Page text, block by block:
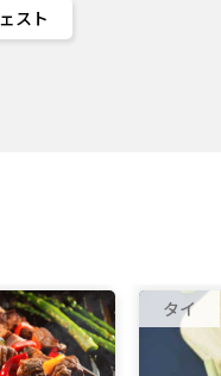
スト
タイ